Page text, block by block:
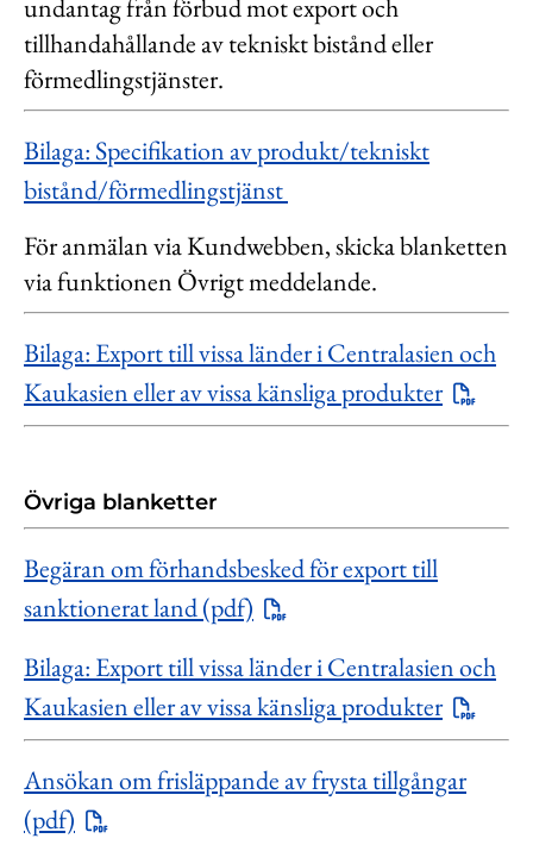
undantag från förbud mot export och
tillhandahållande av tekniskt bistånd eller
förmedlingstjänster.
Bilaga: Specifikation av produkt/tekniskt
bistånd/förmedlingstjänst
För anmälan via Kundwebben, skicka blanketten
via funktionen Övrigt meddelande.
Bilaga: Export till vissa länder i Centralasien och
Kaukasien eller av vissa känsliga produkter
Övriga blanketter
Begäran om förhandsbesked för export till
sanktionerat land (pdf)
Bilaga: Export till vissa länder i Centralasien och
Kaukasien eller av vissa känsliga produkter
Ansökan om frisläppande av frysta tillgångar
(pdf)